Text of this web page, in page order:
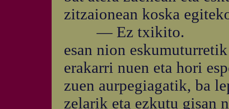
zitzaionean koska
— Ez txikito.
esan nion
erakarri nuen eta hori
zuen aurpegiagatik, ba
zelarik eta ezkutu gisan